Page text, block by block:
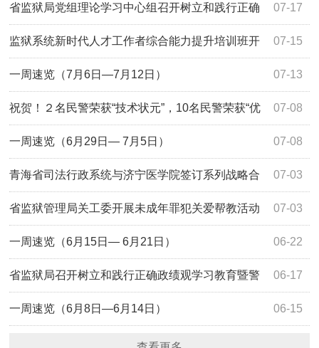
07-17
省监狱局党组理论学习中心组召开树立和践行正确
政绩观专题研讨会 07-15
监狱系统新时代人才工作者综合能力提升培训班开
班 07-13
一周速览（7月6日—7月12日）
07-08
祝贺！２名民警荣获“技术状元”，10名民警荣获“优
秀选手” 07-08
一周速览（6月29日— 7月5日）
07-03
青海省司法行政系统与济宁医学院签订系列战略合
作协议 07-03
省监狱管理局关工委开展未成年罪犯关爱帮教活动
06-22
一周速览（6月15日— 6月21日）
06-17
省监狱局召开树立和践行正确政绩观学习教育暨警
示教育会 06-15
一周速览（6月8日—6月14日）